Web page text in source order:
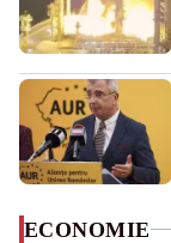
ECONOMIE